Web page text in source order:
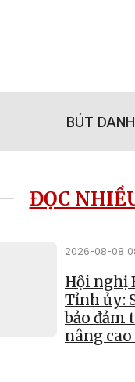
BÚT DANH
ĐỌC
2026-08-08
Hội nghị
Tỉnh ủy:
bảo đảm
nâng